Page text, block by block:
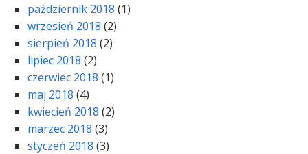
październik 2018 (1)
wrzesień 2018 (2)
sierpień 2018 (2)
lipiec 2018 (2)
czerwiec 2018 (1)
maj 2018 (4)
kwiecień 2018 (2)
marzec 2018 (3)
styczeń 2018 (3)